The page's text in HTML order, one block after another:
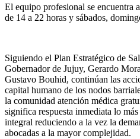
El equipo profesional se encuentra
de 14 a 22 horas y sábados,
Siguiendo el Plan Estratégico de
Gobernador de Jujuy, Gerardo
Gustavo Bouhid, continúan las
capital humano de los nodos
la comunidad atención médica
significa respuesta inmediata lo
integral reduciendo a la vez la
abocadas a la mayor complejidad.